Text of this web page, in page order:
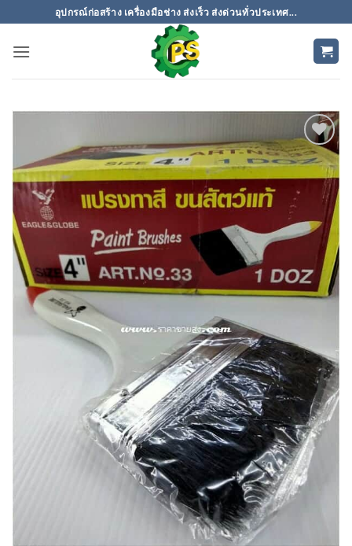
ไป
อุปกรณ์ก่อสร้าง เครื่องมือช่าง ส่งเร็ว ส่งด่วนทั่วประเทศ...
เพิ่มเข้า
ใน
รายการ
ติดตาม